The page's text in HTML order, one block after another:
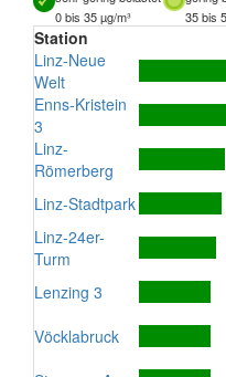
0 bis 35 µg/m³
35 bis
Station
Linz-Neue
Welt
Enns-Kristein
3
Linz-
Römerberg
Linz-Stadtpark
Linz-24er-
Turm
Lenzing 3
Vöcklabruck